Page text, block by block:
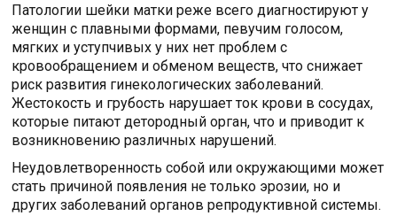
Патологии шейки матки реже всего диагностируют у
женщин с плавными формами, певучим голосом,
мягких и уступчивых у них нет проблем с
кровообращением и обменом веществ, что снижает
риск развития гинекологических заболеваний.
Жестокость и грубость нарушает ток крови в сосудах,
которые питают детородный орган, что и приводит к
возникновению различных нарушений.
Неудовлетворенность собой или окружающими может
стать причиной появления не только эрозии, но и
других заболеваний органов репродуктивной системы.